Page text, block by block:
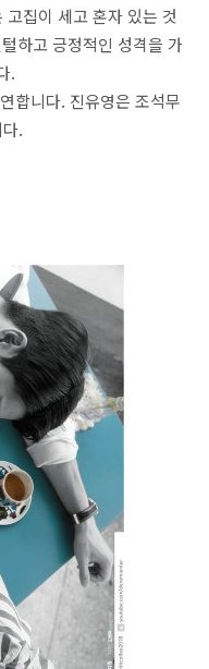
집이 세고 혼자 있는 것
하고 긍정적인 성격을 가
.
합니다. 진유영은 조석무
.